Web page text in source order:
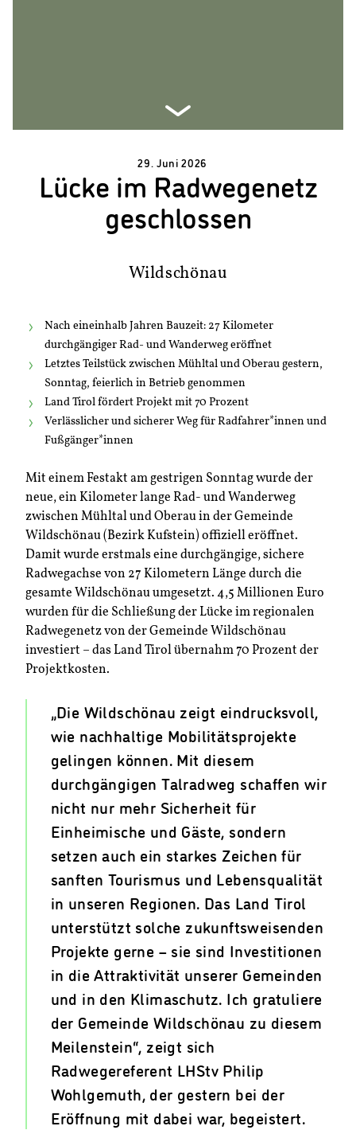
29. Juni 2026
Lücke im Radwegenetz
geschlossen
Wildschönau
Nach eineinhalb Jahren Bauzeit: 27 Kilometer
durchgängiger Rad- und Wanderweg eröffnet
Letztes Teilstück zwischen Mühltal und Oberau gestern,
Sonntag, feierlich in Betrieb genommen
Land Tirol fördert Projekt mit 70 Prozent
Verlässlicher und sicherer Weg für Radfahrer*innen und
Fußgänger*innen
Mit einem Festakt am gestrigen Sonntag wurde der
neue, ein Kilometer lange Rad- und Wanderweg
zwischen Mühltal und Oberau in der Gemeinde
Wildschönau (Bezirk Kufstein) offiziell eröffnet.
Damit wurde erstmals eine durchgängige, sichere
Radwegachse von 27 Kilometern Länge durch die
gesamte Wildschönau umgesetzt. 4,5 Millionen Euro
wurden für die Schließung der Lücke im regionalen
Radwegenetz von der Gemeinde Wildschönau
investiert – das Land Tirol übernahm 70 Prozent der
Projektkosten.
„Die Wildschönau zeigt eindrucksvoll,
wie nachhaltige Mobilitätsprojekte
gelingen können. Mit diesem
durchgängigen Talradweg schaffen wir
nicht nur mehr Sicherheit für
Einheimische und Gäste, sondern
setzen auch ein starkes Zeichen für
sanften Tourismus und Lebensqualität
in unseren Regionen. Das Land Tirol
unterstützt solche zukunftsweisenden
Projekte gerne – sie sind Investitionen
in die Attraktivität unserer Gemeinden
und in den Klimaschutz. Ich gratuliere
der Gemeinde Wildschönau zu diesem
Meilenstein“, zeigt sich
Radwegereferent LHStv Philip
Wohlgemuth, der gestern bei der
Eröffnung mit dabei war, begeistert.